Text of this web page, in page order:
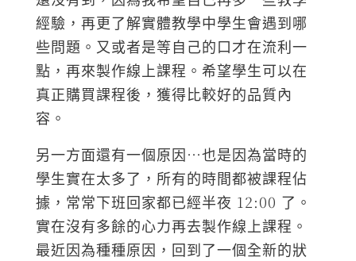
經驗，再更了解實體教學中學生會遇到哪
些問題。又或者是等自己的口才在流利一
點，再來製作線上課程。希望學生可以在
真正購買課程後，獲得比較好的品質內
容。
另一方面還有一個原因…也是因為當時的
學生實在太多了，所有的時間都被課程佔
據，常常下班回家都已經半夜 12:00 了。
實在沒有多餘的心力再去製作線上課程。
最近因為種種原因，回到了一個全新的狀